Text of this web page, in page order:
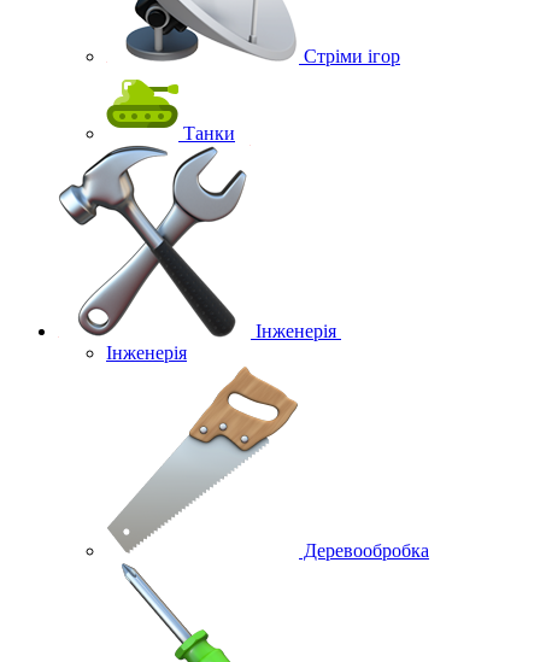
Стріми ігор
Танки
Інженерія
Інженерія
Деревообробка